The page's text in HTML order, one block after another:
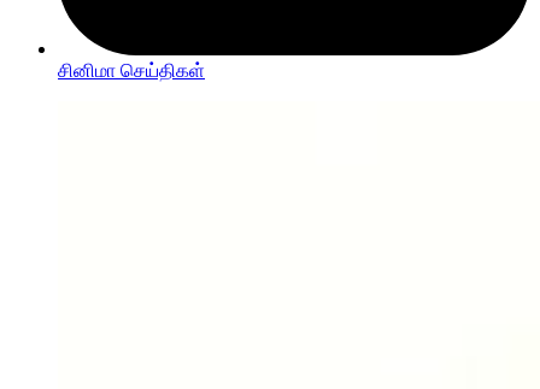
சினிமா செய்திகள்